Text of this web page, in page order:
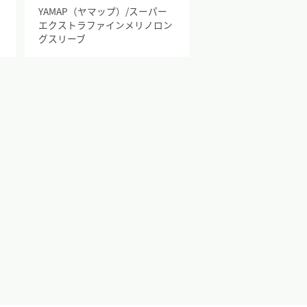
YAMAP（ヤマップ）/スーパー
エクストラファインメリノロン
グスリーブ